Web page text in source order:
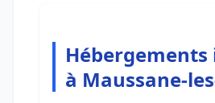
Hébergements
à Maussane-